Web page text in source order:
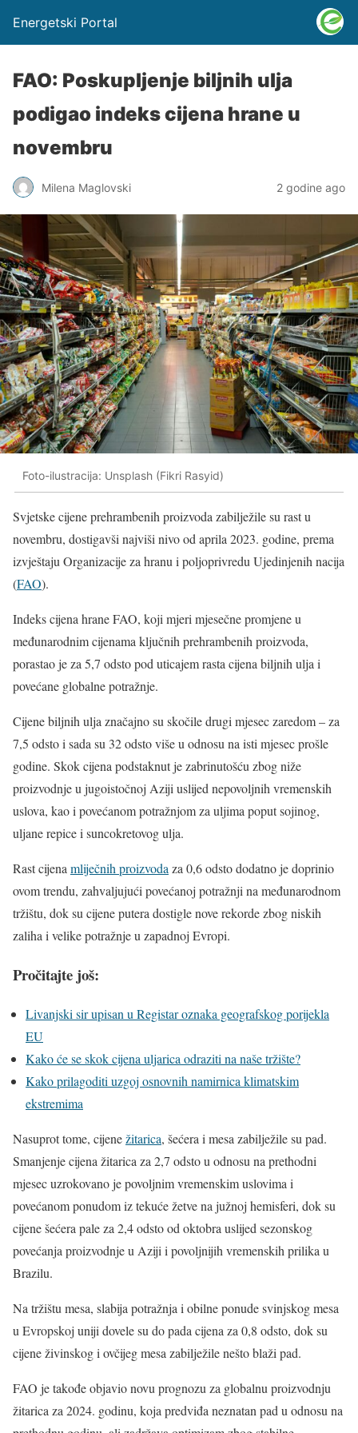
Energetski Portal
FAO: Poskupljenje biljnih ulja
podigao indeks cijena hrane u
novembru
Milena Maglovski 2 godine ago
Foto-ilustracija: Unsplash (Fikri Rasyid)
Svjetske cijene prehrambenih proizvoda zabilježile su rast u
novembru, dostigavši najviši nivo od aprila 2023. godine, prema
izvještaju Organizacije za hranu i poljoprivredu Ujedinjenih nacija
(FAO).
Indeks cijena hrane FAO, koji mjeri mjesečne promjene u
međunarodnim cijenama ključnih prehrambenih proizvoda,
porastao je za 5,7 odsto pod uticajem rasta cijena biljnih ulja i
povećane globalne potražnje.
Cijene biljnih ulja značajno su skočile drugi mjesec zaredom – za
7,5 odsto i sada su 32 odsto više u odnosu na isti mjesec prošle
godine. Skok cijena podstaknut je zabrinutošću zbog niže
proizvodnje u jugoistočnoj Aziji uslijed nepovoljnih vremenskih
uslova, kao i povećanom potražnjom za uljima poput sojinog,
uljane repice i suncokretovog ulja.
Rast cijenamliječnih proizvodaza 0,6 odsto dodatno je doprinio
ovom trendu, zahvaljujući povećanoj potražnji na međunarodnom
tržištu, dok su cijene putera dostigle nove rekorde zbog niskih
zaliha i velike potražnje u zapadnoj Evropi.
Pročitajte još:
Livanjski sir upisan u Registar oznaka geografskog porijekla
EU
Kako će se skok cijena uljarica odraziti na naše tržište?
Kako prilagoditi uzgoj osnovnih namirnica klimatskim
ekstremima
Nasuprot tome, cijenežitarica, šećera i mesa zabilježile su pad.
Smanjenje cijena žitarica za 2,7 odsto u odnosu na prethodni
mjesec uzrokovano je povoljnim vremenskim uslovima i
povećanom ponudom iz tekuće žetve na južnoj hemisferi, dok su
cijene šećera pale za 2,4 odsto od oktobra uslijed sezonskog
povećanja proizvodnje u Aziji i povoljnijih vremenskih prilika u
Brazilu.
Na tržištu mesa, slabija potražnja i obilne ponude svinjskog mesa
u Evropskoj uniji dovele su do pada cijena za 0,8 odsto, dok su
cijene živinskog i ovčijeg mesa zabilježile nešto blaži pad.
FAO je takođe objavio novu prognozu za globalnu proizvodnju
žitarica za 2024. godinu, koja predviđa neznatan pad u odnosu na